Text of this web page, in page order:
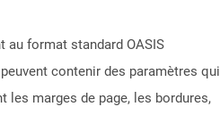
au format standard OASIS
contenir des paramètres qui
les marges de page, les bordures,